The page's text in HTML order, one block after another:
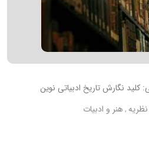
کلید نگارش تاریخ ادبیاتی نوین
نظریه هنر و ادبیات